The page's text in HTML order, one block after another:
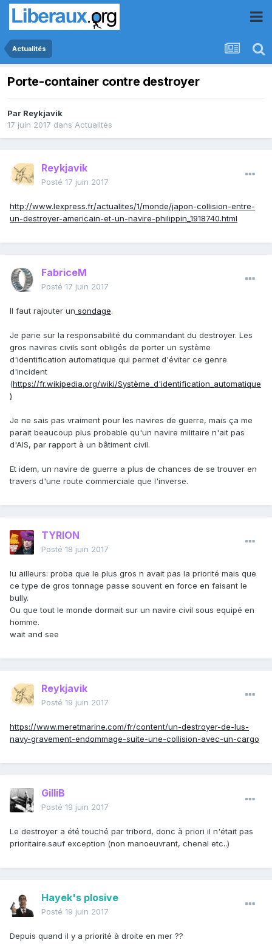
Actualités
Porte-container contre destroyer
Par Reykjavik
17 juin 2017 dans Actualités
Reykjavik
Posté 17 juin 2017
http://www.lexpress.fr/actualites/1/monde/japon-collision-entre-
un-destroyer-americain-et-un-navire-philippin_1918740.html
FabriceM
Posté 17 juin 2017
Il faut rajouter un sondage.
Je parie sur la responsabilité du commandant du destroyer. Les
gros navires civils sont obligés de porter un système
d'identification automatique qui permet d'éviter ce genre
d'incident
(https://fr.wikipedia.org/wiki/Système_d'identification_automatique
)
Je ne sais pas vraiment pour les navires de guerre, mais ça me
parait beaucoup plus probable qu'un navire militaire n'ait pas
d'AIS, par rapport à un bâtiment civil.
Et idem, un navire de guerre a plus de chances de se trouver en
travers d'une route commerciale que l'inverse.
TYRION
Posté 18 juin 2017
lu ailleurs: proba que le plus gros n avait pas la priorité mais que
ce type de gros tonnage passe souvent en force en faisant le
bully.
Ou que tout le monde dormait sur un navire civil sous equipé en
homme.
wait and see
Reykjavik
Posté 19 juin 2017
https://www.meretmarine.com/fr/content/un-destroyer-de-lus-
navy-gravement-endommage-suite-une-collision-avec-un-cargo
GilliB
Posté 19 juin 2017
Le destroyer a été touché par tribord, donc à priori il n'était pas
prioritaire.sauf exception (non manoeuvrant, chenal etc..)
Hayek's plosive
Posté 19 juin 2017
Depuis quand il y a priorité à droite en mer ??